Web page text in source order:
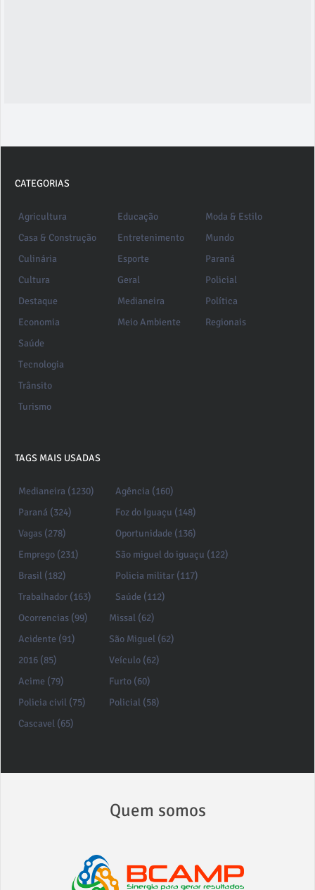
CATEGORIAS
Agricultura
Casa & Construção
Culinária
Cultura
Destaque
Economia
Educação
Entretenimento
Esporte
Geral
Medianeira
Meio Ambiente
Moda & Estilo
Mundo
Paraná
Policial
Política
Regionais
Saúde
Tecnologia
Trânsito
Turismo
TAGS MAIS USADAS
Medianeira (1230)
Paraná (324)
Vagas (278)
Emprego (231)
Brasil (182)
Trabalhador (163)
Agência (160)
Foz do Iguaçu (148)
Oportunidade (136)
São miguel do iguaçu (122)
Policia militar (117)
Saúde (112)
Ocorrencias (99)
Acidente (91)
2016 (85)
Acime (79)
Policia civil (75)
Cascavel (65)
Missal (62)
São Miguel (62)
Veículo (62)
Furto (60)
Policial (58)
Quem somos